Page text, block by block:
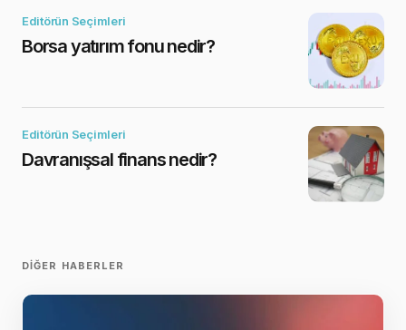
Editörün Seçimleri
Borsa yatırım fonu nedir?
Editörün Seçimleri
Davranışsal finans nedir?
DIĞER HABERLER